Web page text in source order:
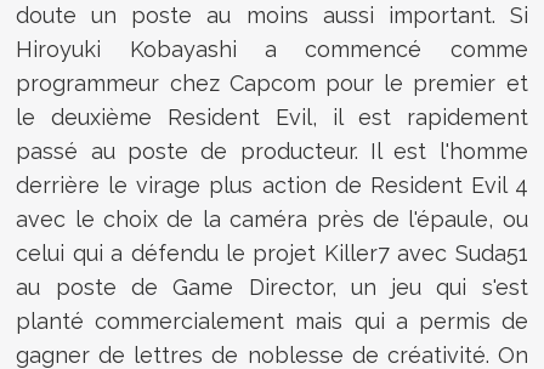
doute un poste au moins aussi important. Si
Hiroyuki Kobayashi a commencé comme
programmeur chez Capcom pour le premier et
le deuxième Resident Evil, il est rapidement
passé au poste de producteur. Il est l'homme
derrière le virage plus action de Resident Evil 4
avec le choix de la caméra près de l'épaule, ou
celui qui a défendu le projet Killer7 avec Suda51
au poste de Game Director, un jeu qui s'est
planté commercialement mais qui a permis de
gagner de lettres de noblesse de créativité. On